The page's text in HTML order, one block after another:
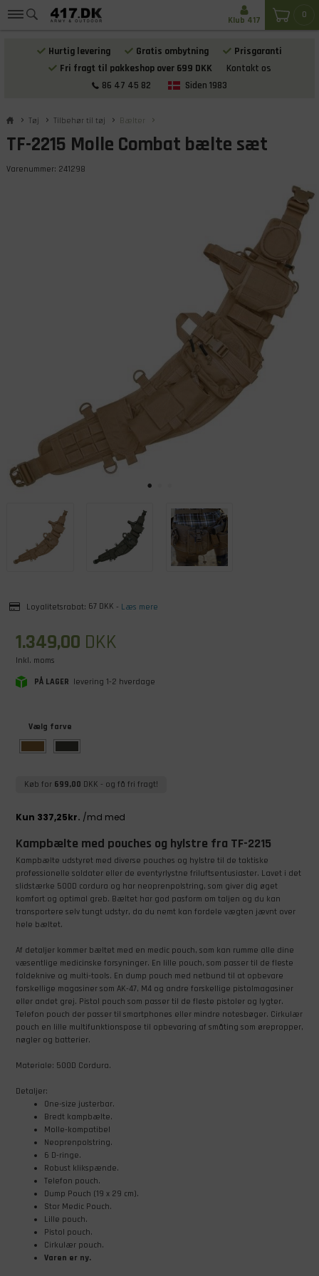
Hurtig levering Gratis ombytning
Prisgaranti
Fri fragt til pakkeshop over 699 DKK
Kontakt os
86 47 45 82
Siden 1983
0
Klub 417
Tøj Tilbehør til tøj Bælter
TF-2215 Molle Combat bælte sæt
Varenummer: 241298
Loyalitetsrabat: 67 DKK - Læs mere
1.349,00 DKK
Inkl. moms
PÅ LAGER levering 1-2 hverdage
Vælg farve
Køb for 699,00 DKK - og få fri fragt!
Kampbælte med pouches og hylstre fra TF-2215
Kampbælte udstyret med diverse pouches og hylstre til de taktiske
professionelle soldater eller de eventyrlystne friluftsentusiaster. Lavet i det
slidstærke 500D cordura og har neoprenpolstring, som giver dig øget
komfort og optimal greb. Bæltet har god pasform om taljen og du kan
transportere selv tungt udstyr, da du nemt kan fordele vægten jævnt over
hele bæltet.
Af detaljer kommer bæltet med en medic pouch, som kan rumme alle dine
væsentlige medicinske forsyninger. En lille pouch, som passer til de fleste
foldeknive og multi-tools. En dump pouch med netbund til at opbevare
forskellige magasiner som AK-47, M4 og andre forskellige pistolmagasiner
eller andet grej. Pistol pouch som passer til de fleste pistoler og lygter.
Telefon pouch der passer til smartphones eller mindre notesbøger. Cirkulær
pouch en lille multifunktionspose til opbevaring af småting som ørepropper,
nøgler og batterier.
Materiale: 500D Cordura.
Detaljer:
One-size justerbar.
Bredt kampbælte.
Molle-kompatibel
Neoprenpolstring.
6 D-ringe.
Robust klikspænde.
Telefon pouch.
Dump Pouch (19 x 29 cm).
Stor Medic Pouch.
Lille pouch.
Pistol pouch.
Cirkulær pouch.
Varen er ny.